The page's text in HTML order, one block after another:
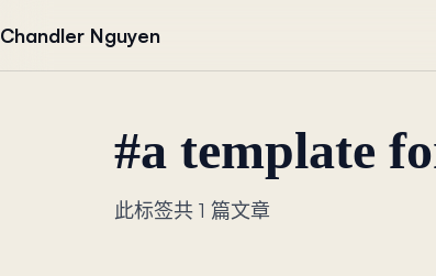
Chandler Nguyen
#a template
此标签共 1 篇文章